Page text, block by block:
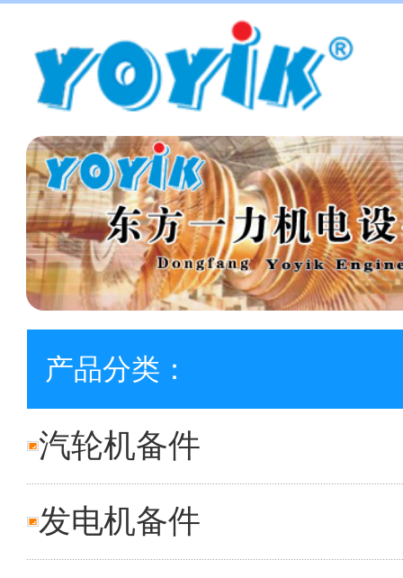
产品分类：
汽轮机备件
发电机备件